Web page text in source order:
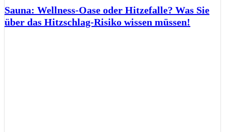
Sauna: Wellness-Oase oder Hitzefalle? Was Sie
über das Hitzschlag-Risiko wissen müssen!